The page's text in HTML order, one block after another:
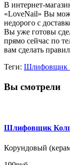
В интернет-
«LoveNail» Вы
недорого с
Вы уже готовы
прямо сейчас по
вам сделать
Теги: Шлифовщик
Вы смотрели
Шлифовщик
Корундовый